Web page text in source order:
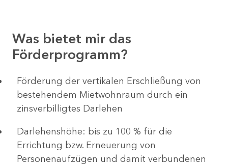
Was bietet mir das
Förderprogramm?
Förderung der vertikalen Erschließung von
bestehendem Mietwohnraum durch ein
zinsverbilligtes Darlehen
Darlehenshöhe: bis zu 100 % für die
Errichtung bzw. Erneuerung von
Personenaufzügen und damit verbundenen